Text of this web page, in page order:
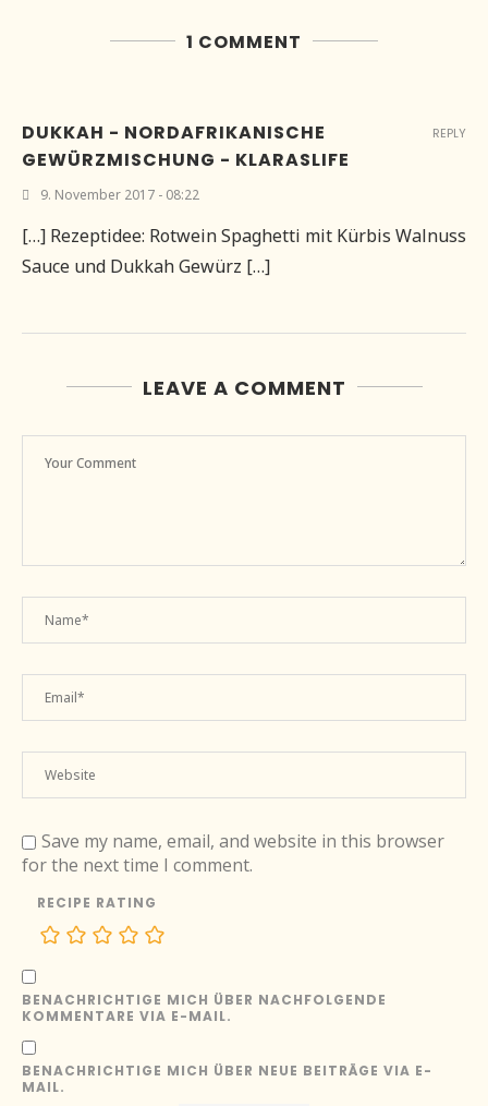
1 COMMENT
DUKKAH - NORDAFRIKANISCHE
GEWÜRZMISCHUNG - KLARASLIFE
9. November 2017 - 08:22
[…] Rezeptidee: Rotwein Spaghetti mit Kürbis Walnuss
Sauce und Dukkah Gewürz […]
REPLY
LEAVE A COMMENT
Save my name, email, and website in this browser
for the next time I comment.
RECIPE RATING
BENACHRICHTIGE MICH ÜBER NACHFOLGENDE
KOMMENTARE VIA E-MAIL.
BENACHRICHTIGE MICH ÜBER NEUE BEITRÄGE VIA E-
MAIL.